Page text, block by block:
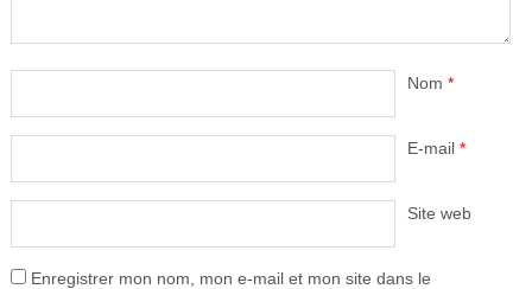
Nom *
E-mail *
Site web
Enregistrer mon nom, mon e-mail et mon site dans le